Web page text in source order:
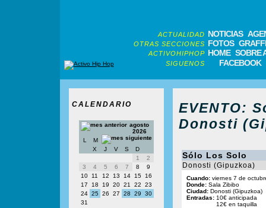
ACTUALIDAD NOTICIAS
OTRAS SECCIONES FOTOS
ACTIVOHIPHOP HOME SOBRE
SIGUENOS FACEBOOK
CALENDARIO
agosto
2026
L
M
X
J V S
D
1
2
3
4 5 6 7 8
9
10
11 12 13 14 15
16
17
18 19 20 21 22
23
24 25 26 27 28 29
30
31
EVENTO:
Donosti
Sólo Los Solo
Donosti (Gipuzkoa)
Cuando:viernes 7 de
Donde:Sala Zibibo
Ciudad:Donosti (Gipuzkoa)
Entradas: 10€ anticipada
12€ en taquilla